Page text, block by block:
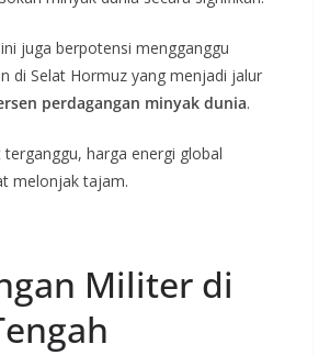
juga berpotensi mengganggu
di Selat Hormuz yang menjadi jalur
perdagangan minyak dunia.
terganggu, harga energi global
melonjak tajam.
Militer di